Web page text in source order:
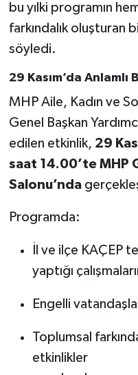
bu yılki programın
farkındalık oluşturan
söyledi.
29 Kasım’da Anlamlı
MHP Aile, Kadın ve
Genel Başkan
edilen etkinlik, 29
saat 14.00’te MHP
Salonu’nda
Programda:
İl ve ilçe KAÇEP
yaptığı
Engelli
Toplumsal
etkinlikler